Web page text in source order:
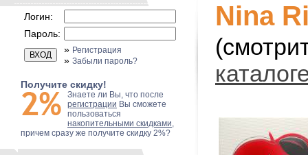
Логин:
Пароль:
» Регистрация
» Забыли пароль?
Получите скидку!
Знаете ли Вы, что после
регистрации Вы сможете
пользоваться
накопительными скидками,
причем сразу же получите скидку 2%?
Nina